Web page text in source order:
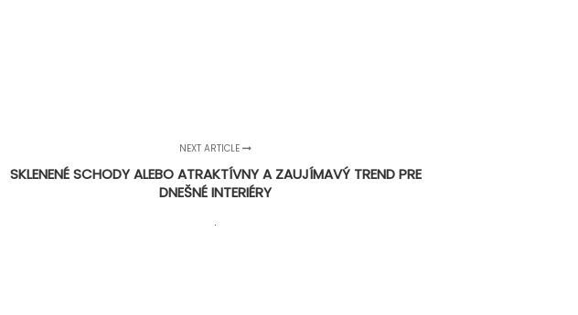
NEXT ARTICLE
SKLENENÉ SCHODY ALEBO ATRAKTÍVNY A ZAUJÍMAVÝ TREND PRE
DNEŠNÉ INTERIÉRY